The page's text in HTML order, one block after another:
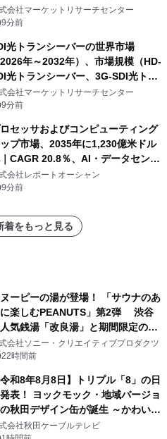
トを発表
会社マーケットリサーチセンター
9分前
光トランシーバーの世界市場
2026年～2032年）、市場規模（HD-
光トランシーバー、3G-SDI光トラ
ーバー、その他）・分析レポート
表
会社マーケットリサーチセンター
9分前
セッサおよびコンピューティング
プ市場、2035年に1,230億米ドル
CAGR 20.8％、AI・データセンタ
要が成長を牽引
会社レポートオーシャン
9分前
着をもっと見る
ーピーの湯が登場！ 「サウナのあ
に楽しむPEANUTS」第2弾 渋谷
気銭湯「改良湯」と期間限定のコ
レーション サウナイキタイコラ
ッズも発売決定！
会社ソニー・クリエイティブプロダクツ
22時間前
令和8年8月8日】トリプル「8」の日
表！ ヨックモック・地域バージョ
秋田デザイン缶が誕生 ～かわいい
犬の子犬と秋田の四季と名所を巡
会社秋田ケーブルテレビ